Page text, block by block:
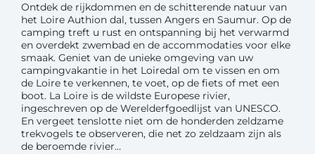
Ontdek de rijkdommen en de schitterende natuur van
het Loire Authion dal, tussen Angers en Saumur. Op de
camping treft u rust en ontspanning bij het verwarmd
en overdekt zwembad en de accommodaties voor elke
smaak. Geniet van de unieke omgeving van uw
campingvakantie in het Loiredal om te vissen en om
de Loire te verkennen, te voet, op de fiets of met een
boot. La Loire is de wildste Europese rivier,
ingeschreven op de Werelderfgoedlijst van UNESCO.
En vergeet tenslotte niet om de honderden zeldzame
trekvogels te observeren, die net zo zeldzaam zijn als
de beroemde rivier…